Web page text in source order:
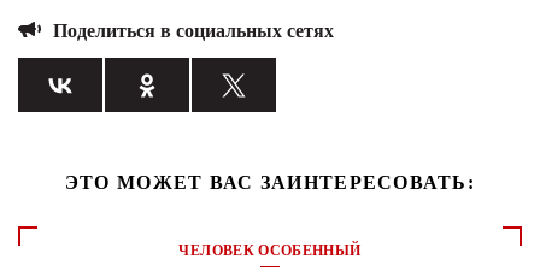
Поделиться в социальных сетях
ЭТО МОЖЕТ ВАС ЗАИНТЕРЕСОВАТЬ:
ЧЕЛОВЕК ОСОБЕННЫЙ